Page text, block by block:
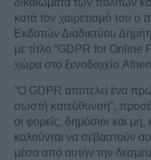
δικαιώματα των πολιτών
κατά τον χαιρετισμό του
Εκδοτών Διαδικτύου
με τίτλο “GDPR for Online
χώρα στο ξενοδοχείο
“Ο GDPR αποτελεί ένα
σωστή κατεύθυνση”,
οι φορείς, δημόσιοι και
καλούνται να σεβαστούν
μέσα από αυτήν την